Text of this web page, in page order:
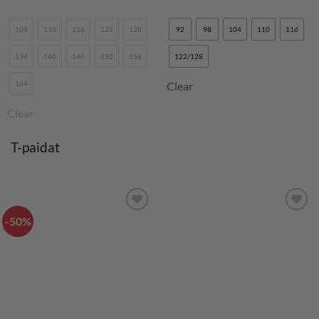
/ 5
104 110 116 122 128
134 140 146 152 158
164
Clear
92 98 104 110 116
122/128
Clear
T-paidat
-50%